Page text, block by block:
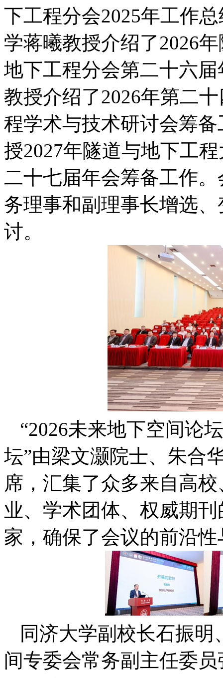
下工程分会2025年工作
学蒋曦教授介绍了2026
地下工程分会第二十六
教授介绍了2026年第二
程学术与技术研讨会筹
授2027年隧道与地下工
二十七届年会筹备工作
务理事和副理事长增选
讨。
“2026未来地下空间论
坛”由梁文灏院士、朱合
席，汇集了众多来自高
业、学术团体、权威期
家，确保了会议的前沿
同济大学副校长石振
间专委会常务副主任委